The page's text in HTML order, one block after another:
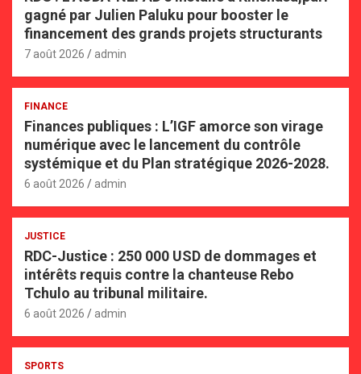
gagné par Julien Paluku pour booster le
financement des grands projets structurants
7 août 2026 admin
FINANCE
Finances publiques : L’IGF amorce son virage
numérique avec le lancement du contrôle
systémique et du Plan stratégique 2026-2028.
6 août 2026 admin
JUSTICE
RDC-Justice : 250 000 USD de dommages et
intérêts requis contre la chanteuse Rebo
Tchulo au tribunal militaire.
6 août 2026 admin
SPORTS